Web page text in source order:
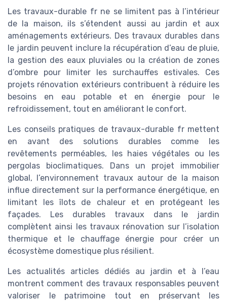
Les travaux-durable fr ne se limitent pas à l’intérieur
de la maison, ils s’étendent aussi au jardin et aux
aménagements extérieurs. Des travaux durables dans
le jardin peuvent inclure la récupération d’eau de pluie,
la gestion des eaux pluviales ou la création de zones
d’ombre pour limiter les surchauffes estivales. Ces
projets rénovation extérieurs contribuent à réduire les
besoins en eau potable et en énergie pour le
refroidissement, tout en améliorant le confort.
Les conseils pratiques de travaux-durable fr mettent
en avant des solutions durables comme les
revêtements perméables, les haies végétales ou les
pergolas bioclimatiques. Dans un projet immobilier
global, l’environnement travaux autour de la maison
influe directement sur la performance énergétique, en
limitant les îlots de chaleur et en protégeant les
façades. Les durables travaux dans le jardin
complètent ainsi les travaux rénovation sur l’isolation
thermique et le chauffage énergie pour créer un
écosystème domestique plus résilient.
Les actualités articles dédiés au jardin et à l’eau
montrent comment des travaux responsables peuvent
valoriser le patrimoine tout en préservant les